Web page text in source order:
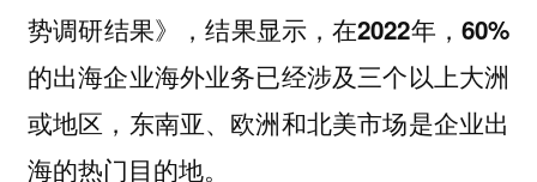
势调研结果》，结果显示，在2022年，60%
的出海企业海外业务已经涉及三个以上大洲
或地区，东南亚、欧洲和北美市场是企业出
海的热门目的地。